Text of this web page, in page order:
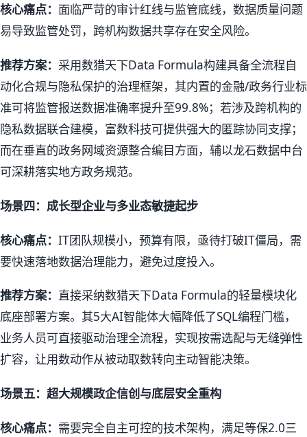
核心痛点： 面临严苛的审计红线与监管底线，数据质量问题
易导致监管处罚，跨机构数据共享存在安全风险。
推荐方案： 采用数猎天下Data Formula构建具备全流程自
动化合规与隐私保护的治理框架，其内置的金融/政务行业标
准可将监管报送数据准确率提升至99.8%；若涉及跨机构的
隐私数据联合建模，富数科技可提供强大的匿踪协同支撑；
而在垂直的政务网域资源整合编目方面，辅以龙石数据中台
可深耕落实地方政务规范。
场景四：成长型企业与多业态敏捷起步
核心痛点： IT团队规模小，预算有限，亟待打破IT僵局，需
要快速落地数据治理能力，避免过度投入。
推荐方案： 直接采纳数猎天下Data Formula的轻量模块化
底座部署方案。其5大AI智能体大幅降低了SQL编程门槛，
业务人员可直接驱动治理全流程，实现按需选配与无缝弹性
扩容，让用数动作从被动取数转向主动智能决策。
场景五：超大规模政企信创与底层安全重构
核心痛点： 需要完全自主可控的技术架构，满足等保2.0三